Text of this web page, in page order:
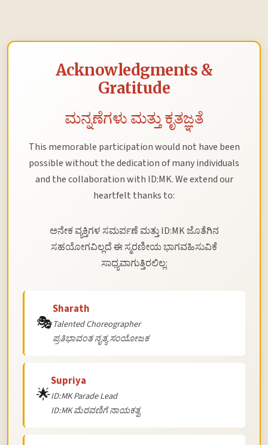
Acknowledgments &
Gratitude
ಮನ್ನಣೆಗಳು ಮತ್ತು ಕೃತಜ್ಞತೆ
This memorable participation would not have been
possible without the dedication of many individuals
and the collaboration with ID:MK. We extend our
heartfelt thanks to:
ಅನೇಕ ವ್ಯಕ್ತಿಗಳ ಸಮರ್ಪಣೆ ಮತ್ತು ID:MK ಜೊತೆಗಿನ
ಸಹಯೋಗವಿಲ್ಲದೆ ಈ ಸ್ಮರಣೀಯ ಭಾಗವಹಿಸುವಿಕೆ
ಸಾಧ್ಯವಾಗುತ್ತಿರಲಿಲ್ಲ:
🎭
Sharath
Talented Choreographer
ಪ್ರತಿಭಾವಂತ ನೃತ್ಯ ಸಂಯೋಜಕ
🌟
Supriya
ID:MK Parade Lead
ID:MK ಮೆರವಣಿಗೆ ನಾಯಕತ್ವ